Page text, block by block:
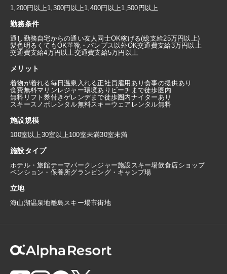
1,200円以上1,300円以上1,400円以上1,500円以上
勤務条件
通し勤務自宅からの通い友人同士OK稼げる(総支給25万円以上)
髪色明るくてもOK革靴・パンプス以外OK交通費支給3万円以上
交通費支給4万円以上交通費支給5万円以上
メリット
着物が着れる毎日温泉入れる正社員雇用あり食事の提供あり
食費無料マリンレジャー環境あり ビーチまで徒歩圏内
無料リフト券付きゲレンデまで徒歩圏内ナイターあり
スキースノボレンタル無料スキーウェアレンタル無料
施設規模
100室以上30室以上100室未満30室未満
施設タイプ
ホテル・旅館テーマパーク レジャー施設 スキー場飲食店ショップ
ペンション・保養所グランピング・キャンプ場
立地
海山湖温泉地離島 スキー場市街地